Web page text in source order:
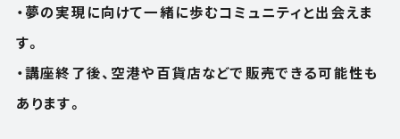
・夢の実現に向けて一緒に歩むコミュニティと出会えま
す。
・講座終了後、空港や百貨店などで販売できる可能性も
あります。